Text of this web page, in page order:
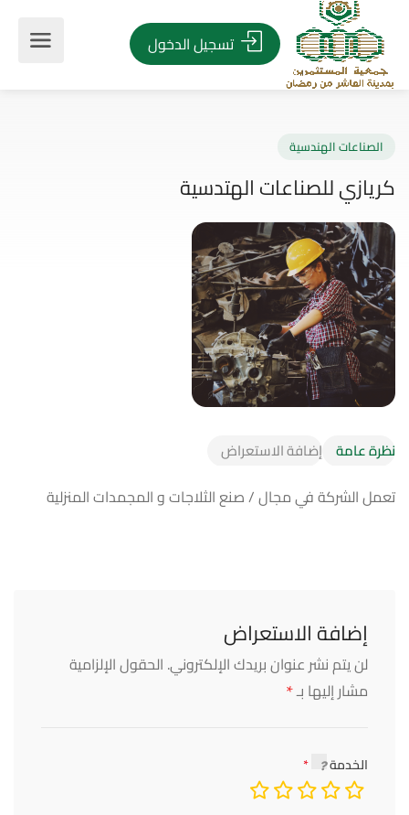
تسجيل الدخول
الهندسية
للصناعات الهتدسية
نظرة عامة إضافة الاستعراض
تعمل الشركة في مجال / صنع الثلاجات و المجمدات المنزلية
إضافة الاستعراض
لن يتم نشر عنوان بريدك الإلكتروني. الحقول الإلزامية
مشار إليها بـ*
الخدمة